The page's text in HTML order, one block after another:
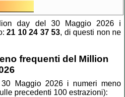
day del 30 Maggio 2026 i
21 10 24 37 53, di questi non ne
frequenti del Million
Maggio 2026 i numeri meno
precedenti 100 estrazioni):